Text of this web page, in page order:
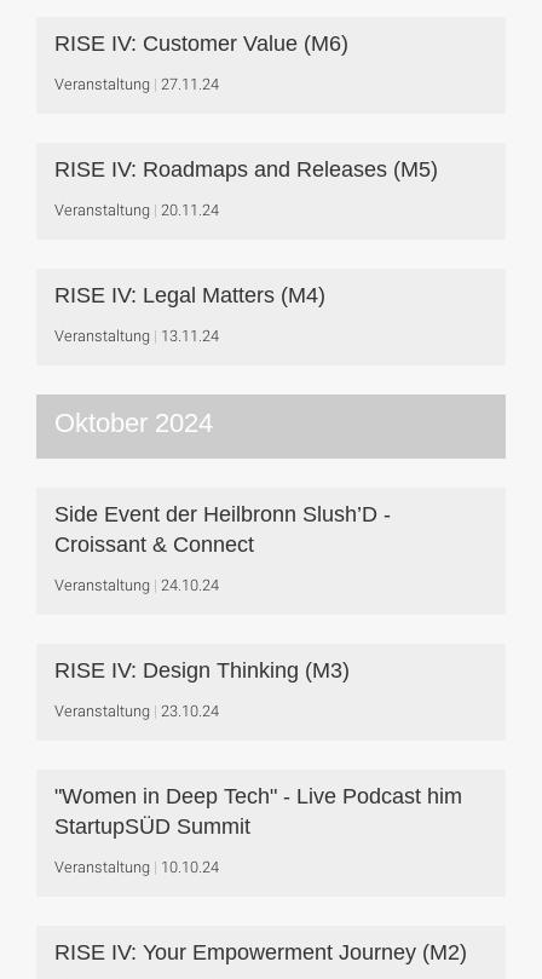
RISE IV: Customer Value (M6)
Veranstaltung 27.11.24
RISE IV: Roadmaps and Releases (M5)
Veranstaltung 20.11.24
RISE IV: Legal Matters (M4)
Veranstaltung 13.11.24
Oktober 2024
Side Event der Heilbronn Slush’D -
Croissant & Connect
Veranstaltung 24.10.24
RISE IV: Design Thinking (M3)
Veranstaltung 23.10.24
"Women in Deep Tech" - Live Podcast him
StartupSÜD Summit
Veranstaltung 10.10.24
RISE IV: Your Empowerment Journey (M2)